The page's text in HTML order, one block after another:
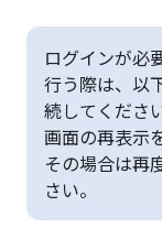
ログインが必
行う際は、以
続してくださ
画面の再表示
その場合は再
さい。